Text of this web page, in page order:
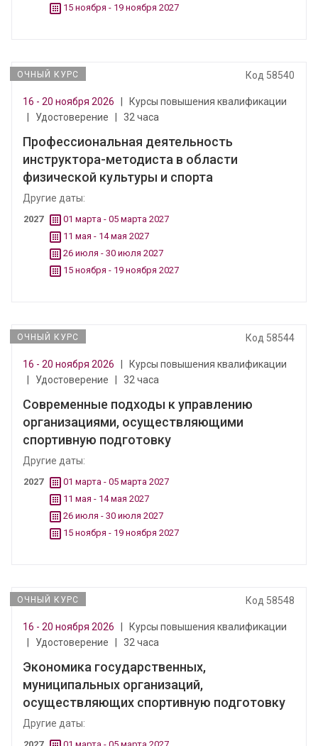
15 ноября - 19 ноября 2027
ОЧНЫЙ КУРС Код 58540
16 - 20 ноября 2026
Курсы повышения квалификации
Удостоверение 32 часа
Профессиональная деятельность
инструктора-методиста в области
физической культуры и спорта
Другие даты:
2027
01 марта - 05 марта 2027
11 мая - 14 мая 2027
26 июля - 30 июля 2027
15 ноября - 19 ноября 2027
ОЧНЫЙ КУРС Код 58544
16 - 20 ноября 2026
Курсы повышения квалификации
Удостоверение 32 часа
Современные подходы к управлению
организациями, осуществляющими
спортивную подготовку
Другие даты:
2027
01 марта - 05 марта 2027
11 мая - 14 мая 2027
26 июля - 30 июля 2027
15 ноября - 19 ноября 2027
ОЧНЫЙ КУРС Код 58548
16 - 20 ноября 2026
Курсы повышения квалификации
Удостоверение 32 часа
Экономика государственных,
муниципальных организаций,
осуществляющих спортивную подготовку
Другие даты: